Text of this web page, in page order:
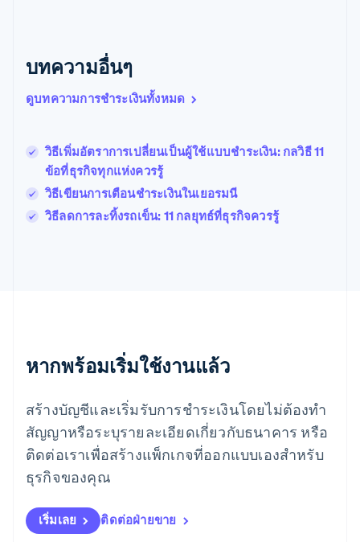
บทความอื่นๆ
ดูบทความการชำระเงินทั้งหมด
วิธีเพิ่มอัตราการเปลี่ยนเป็นผู้ใช้แบบชําระเงิน: กลวิธี 11
ข้อที่ธุรกิจทุกแห่งควรรู้
วิธีเขียนการเตือนชําระเงินในเยอรมนี
วิธีลดการละทิ้งรถเข็น: 11 กลยุทธ์ที่ธุรกิจควรรู้
หากพร้อมเริ่มใช้งานแล้ว
สร้างบัญชีและเริ่มรับการชำระเงินโดยไม่ต้องทำ
สัญญาหรือระบุรายละเอียดเกี่ยวกับธนาคาร หรือ
ติดต่อเราเพื่อสร้างแพ็กเกจที่ออกแบบเองสำหรับ
ธุรกิจของคุณ
เริ่มเลย ติดต่อฝ่ายขาย
โปแลนด์
English
ฝรั่งเศส
English
มอลตา
English
มาเลเซีย
English 简体中文
เม็กซิโก
ลักเซมเบิร์ก
Français Deutsch English
English
ลิกเตนสไตน์
DeutschEnglish
ลิทัวเนีย
English
สเปน
สโลวาเกีย
English